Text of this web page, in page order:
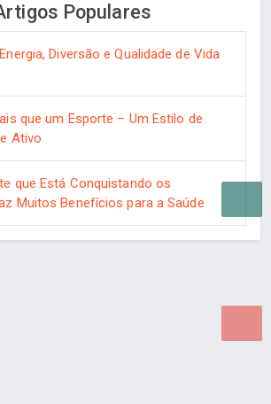
Populares
Diversão e Qualidade de Vida
que um Esporte – Um Estilo de
Ativo
que Está Conquistando os
Muitos Benefícios para a Saúde